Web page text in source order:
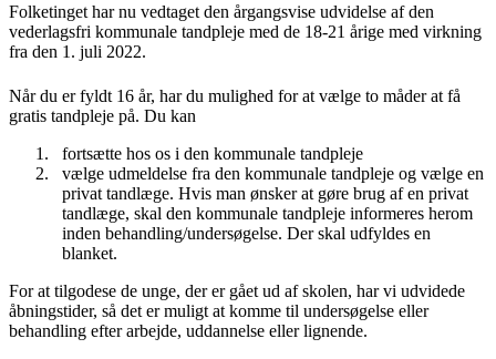
Folketinget har nu vedtaget den årgangsvise udvidelse af den
vederlagsfri kommunale tandpleje med de 18-21 årige med virkning
fra den 1. juli 2022.
Når du er fyldt 16 år, har du mulighed for at vælge to måder at få
gratis tandpleje på. Du kan
fortsætte hos os i den kommunale tandpleje
vælge udmeldelse fra den kommunale tandpleje og vælge en
privat tandlæge. Hvis man ønsker at gøre brug af en privat
tandlæge, skal den kommunale tandpleje informeres herom
inden behandling/undersøgelse. Der skal udfyldes en
blanket.
For at tilgodese de unge, der er gået ud af skolen, har vi udvidede
åbningstider, så det er muligt at komme til undersøgelse eller
behandling efter arbejde, uddannelse eller lignende.